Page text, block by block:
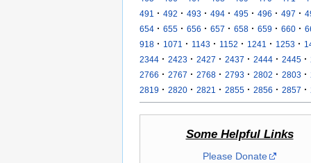
491
· 492 · 493 · 494 · 495 · 496 · 497 ·
654 · 655 · 656 · 657 · 658 · 659 · 660 ·
918 · 1071 · 1143 · 1152 · 1241 · 1253 ·
2344 · 2423 · 2427 · 2437 · 2444 · 2445 ·
2766 · 2767 · 2768 · 2793 · 2802 · 2803 ·
2819 · 2820 · 2821 · 2855 · 2856 · 2857 ·
Some Helpful Links
Please Donate